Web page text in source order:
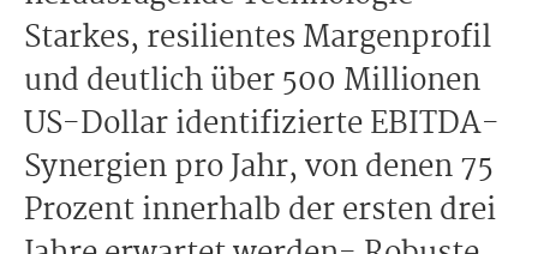
Starkes, resilientes Margenprofil
und deutlich über 500 Millionen
US-Dollar identifizierte EBITDA-
Synergien pro Jahr, von denen 75
Prozent innerhalb der ersten drei